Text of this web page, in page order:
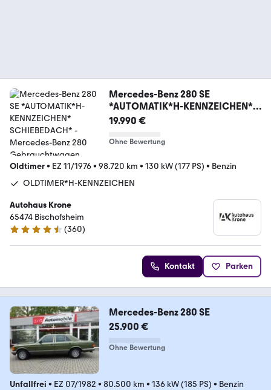
Mercedes-Benz 280 SE
*AUTOMATIK*H-KENNZEICHEN*
SCHIEBEDACH*
19.990 €
Ohne Bewertung
Oldtimer• EZ 11/1976• 98.720 km • 130 kW (177 PS) • Benzin
OLDTIMER*H-KENNZEICHEN
Autohaus Krone
65474 Bischofsheim
4.6 Sterne
(360)
Kontakt Parken
Mercedes-Benz 280 SE
25.900 €
Ohne Bewertung
Unfallfrei • EZ 07/1982 • 80.500 km • 136 kW (185 PS) • Benzin